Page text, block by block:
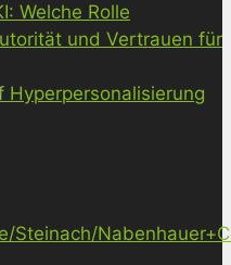
Welche Rolle
und Vertrauen für
Hyperpersonalisierung
Steinach/